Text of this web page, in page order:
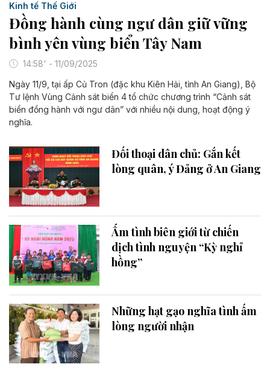
Kinh tế Thế Giới
Đồng hành cùng ngư dân giữ vững
bình yên vùng biển Tây Nam
14:58' - 11/09/2025
Ngày 11/9, tại ấp Củ Tron (đặc khu Kiên Hải, tỉnh An Giang), Bộ
Tư lệnh Vùng Cảnh sát biển 4 tổ chức chương trình “Cảnh sát
biển đồng hành với ngư dân” với nhiều nội dung, hoạt động ý
nghĩa.
Đối thoại dân chủ: Gắn kết
lòng quân, ý Đảng ở An Giang
Ấm tình biên giới từ chiến
dịch tình nguyện “Kỳ nghỉ
hồng”
Những hạt gạo nghĩa tình ấm
lòng người nhận